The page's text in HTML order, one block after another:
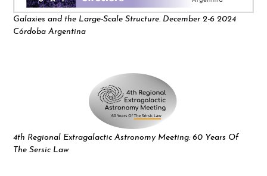
Galaxies and the Large-Scale Structure. December 2-6 2024
Córdoba Argentina
4th Regional Extragalactic Astronomy Meeting: 60 Years Of
The Sersic Law